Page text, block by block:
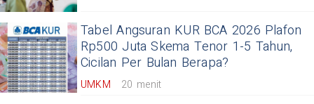
Tabel Angsuran KUR BCA 2026 Plafon
Rp500 Juta Skema Tenor 1-5 Tahun,
Cicilan Per Bulan Berapa?
UMKM 20 menit